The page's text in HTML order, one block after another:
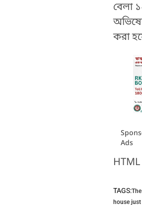
বেলা
করা
Ads
TAGS:
house